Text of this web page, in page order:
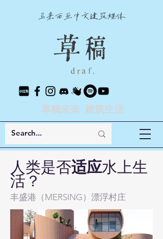
马来西亚中文建筑媒体
草稿未来 建筑生活
人类是否适应水上生
活？
丰盛港（MERSING ）漂浮村庄